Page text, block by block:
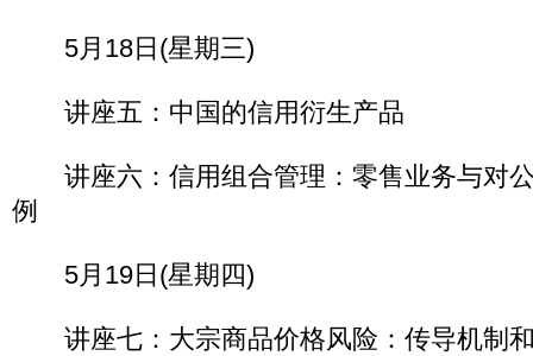
5月18日(星期三)
讲座五：中国的信用衍生产品
讲座六：信用组合管理：零售业务与对
例
5月19日(星期四)
讲座七：大宗商品价格风险：传导机制